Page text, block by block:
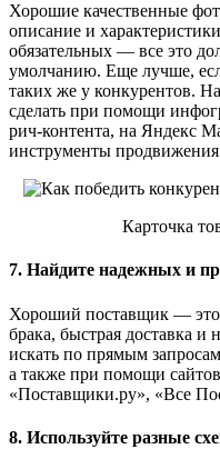
Хорошие качественные
описание и
обязательных — все это
умолчанию. Еще лучше,
таких же у конкурентов.
сделать при помощи
рич-контента, на Яндекс
инструменты
Карточка
7. Найдите надежных и
Хороший поставщик — это
брака, быстрая доставка
искать по прямым
а также при помощи
«Поставщики.ру», «Все
8. Используйте разные